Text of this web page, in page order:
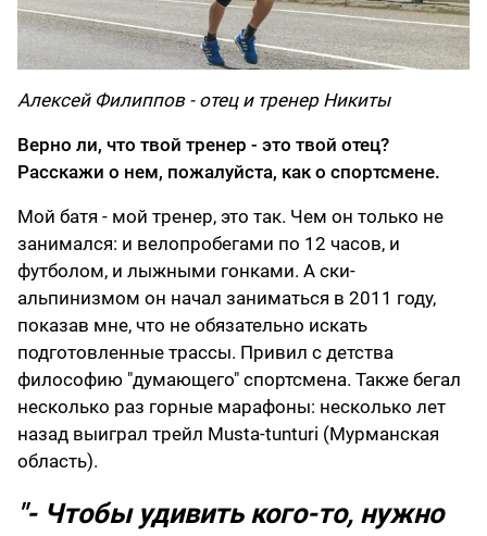
Алексей Филиппов - отец и тренер Никиты
Верно ли, что твой тренер - это твой отец?
Расскажи о нем, пожалуйста, как о спортсмене.
Мой батя - мой тренер, это так. Чем он только не
занимался: и велопробегами по 12 часов, и
футболом, и лыжными гонками. А ски-
альпинизмом он начал заниматься в 2011 году,
показав мне, что не обязательно искать
подготовленные трассы. Привил с детства
философию "думающего" спортсмена. Также бегал
несколько раз горные марафоны: несколько лет
назад выиграл трейл Musta-tunturi (Мурманская
область).
"- Чтобы удивить кого-то, нужно